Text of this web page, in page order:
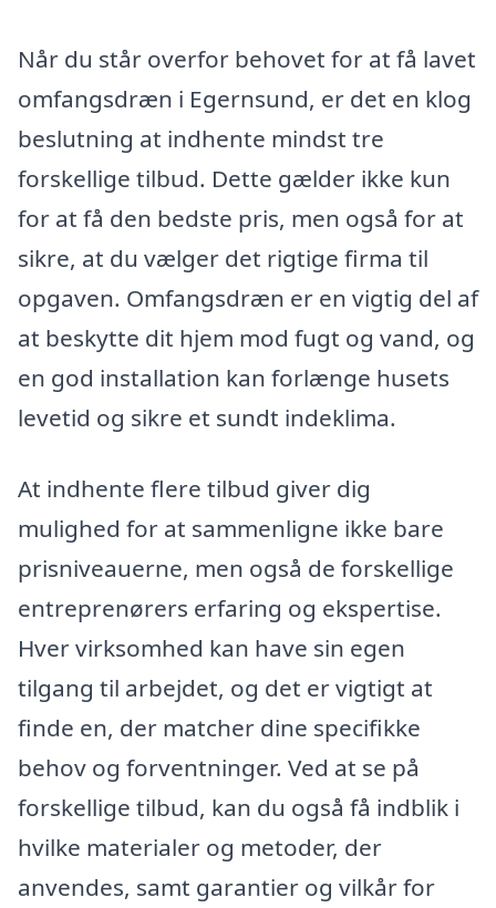
Når du står overfor behovet for at få lavet
omfangsdræn i Egernsund, er det en klog
beslutning at indhente mindst tre
forskellige tilbud. Dette gælder ikke kun
for at få den bedste pris, men også for at
sikre, at du vælger det rigtige firma til
opgaven. Omfangsdræn er en vigtig del af
at beskytte dit hjem mod fugt og vand, og
en god installation kan forlænge husets
levetid og sikre et sundt indeklima.
At indhente flere tilbud giver dig
mulighed for at sammenligne ikke bare
prisniveauerne, men også de forskellige
entreprenørers erfaring og ekspertise.
Hver virksomhed kan have sin egen
tilgang til arbejdet, og det er vigtigt at
finde en, der matcher dine specifikke
behov og forventninger. Ved at se på
forskellige tilbud, kan du også få indblik i
hvilke materialer og metoder, der
anvendes, samt garantier og vilkår for